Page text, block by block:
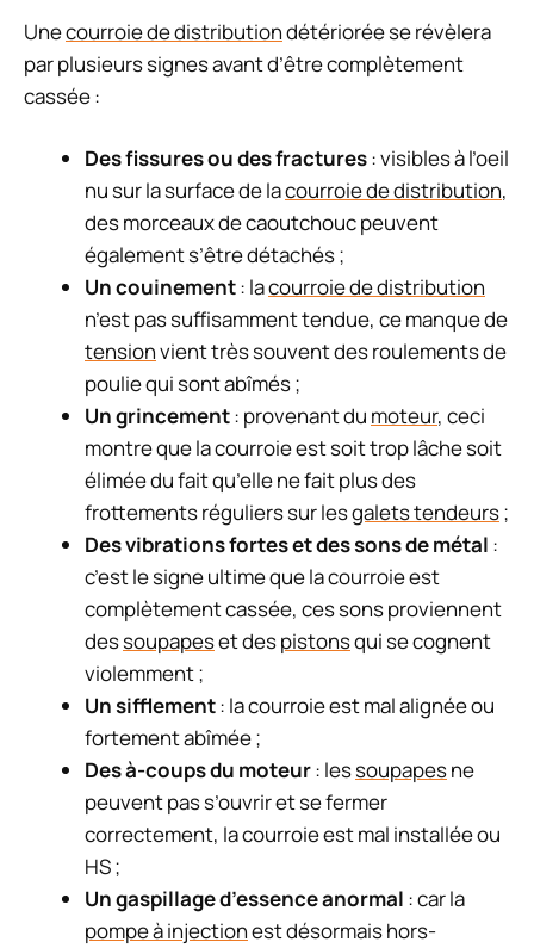
Unecourroie de distributiondétériorée se révèlera
par plusieurs signes avant d’être complètement
cassée :
Des fissures ou des fractures: visibles à l’oeil
nu sur la surface de lacourroie de distribution,
des morceaux de caoutchouc peuvent
également s’être détachés ;
Un couinement: lacourroie de distribution
n’est pas suffisamment tendue, ce manque de
tensionvient très souvent des roulements de
poulie qui sont abîmés ;
Un grincement: provenant du moteur, ceci
montre que la courroie est soit trop lâche soit
élimée du fait qu’elle ne fait plus des
frottements réguliers sur lesgalets tendeurs;
Des vibrations fortes et des sons de métal :
c’est le signe ultime que la courroie est
complètement cassée, ces sons proviennent
dessoupapeset despistonsqui se cognent
violemment ;
Un sifflement: la courroie est mal alignée ou
fortement abîmée ;
Des à-coups du moteur: lessoupapesne
peuvent pas s’ouvrir et se fermer
correctement, la courroie est mal installée ou
HS ;
Un gaspillage d’essence anormal : car la
pompe à injectionest désormais hors-